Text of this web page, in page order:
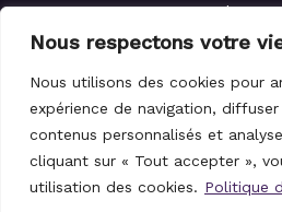
Nous respectons votre
Nous utilisons des cookies pour
expérience de navigation,
contenus personnalisés et
cliquant sur « Tout accepter »,
utilisation des cookies. Politique
Adresses
Panier
© 2021-2026 Le Magicien des